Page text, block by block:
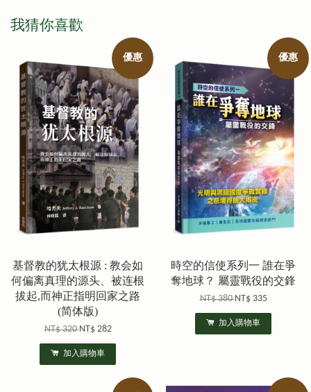
我猜你喜歡
優惠
基督教的犹太根源 : 教会如
何偏离真理的源头、被连根
拔起,而神正指明回家之路
(简体版)
NT$ 320NT$ 282
加入購物車
優惠
時空的信使系列一 誰在爭
奪地球？ 屬靈戰役的交鋒
NT$ 380NT$ 335
加入購物車